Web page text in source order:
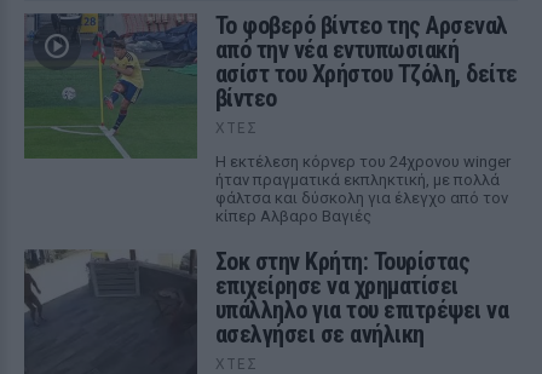
Το φοβερό βίντεο της Αρσεναλ
από την νέα εντυπωσιακή
ασίστ του Χρήστου Τζόλη, δείτε
βίντεο
ΧΤΕΣ
Η εκτέλεση κόρνερ του 24χρονου winger
ήταν πραγματικά εκπληκτική, με πολλά
φάλτσα και δύσκολη για έλεγχο από τον
κίπερ Αλβαρο Βαγιές
Σοκ στην Κρήτη: Τουρίστας
επιχείρησε να χρηματίσει
υπάλληλο για του επιτρέψει να
ασελγήσει σε ανήλικη
ΧΤΕΣ